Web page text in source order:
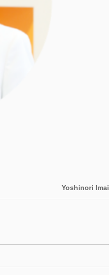
Yoshinori Imai